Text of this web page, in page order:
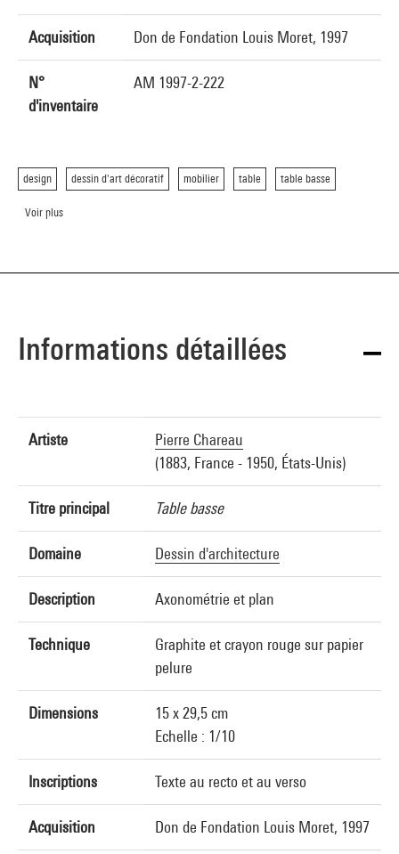
Acquisition Don de Fondation Louis Moret, 1997
N°
d'inventaire
AM 1997-2-222
design dessin d'art décoratif mobilier table table basse
Voir plus
Informations détaillées
Artiste
Pierre Chareau
(1883, France - 1950, États-Unis)
Titre principal Table basse
Domaine Dessin d'architecture
Description Axonométrie et plan
Technique
Graphite et crayon rouge sur papier
pelure
Dimensions
15 x 29,5 cm
Echelle : 1/10
Inscriptions Texte au recto et au verso
Acquisition Don de Fondation Louis Moret, 1997